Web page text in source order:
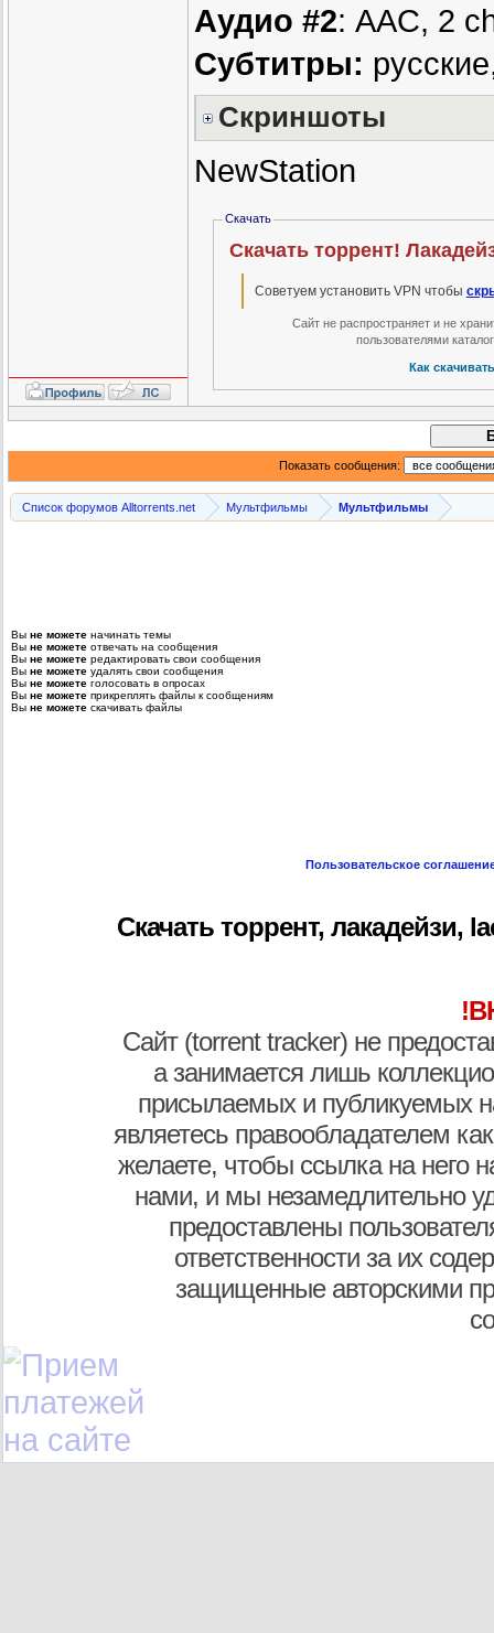
Аудио #2: AAC, 2
Субтитры:
Скриншоты
NewStation
Скачать
Скачать торрент!
Советуем установить VPN чтобы
Сайт не распространяет и не
пользователями
Как
Показать сообщения:
Список форумов Alltorrents.net Мультфильмы Мультфильмы
Вы не можете начинать темы
Вы не можете отвечать на сообщения
Вы не можете редактировать свои сообщения
Вы не можете удалять свои сообщения
Вы не можете голосовать в опросах
Вы не можете прикреплять файлы к сообщениям
Вы не можете скачивать файлы
Пользовательское
Скачать торрент, лакадейзи,
Сайт (torrent tracker) не
а занимается лишь
присылаемых и публикуемых
являетесь правообладателем
желаете, чтобы ссылка на него
нами, и мы незамедлительно
предоставлены
ответственности за их
защищенные авторскими